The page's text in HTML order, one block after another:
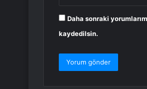
Daha sonraki
kaydedilsin.